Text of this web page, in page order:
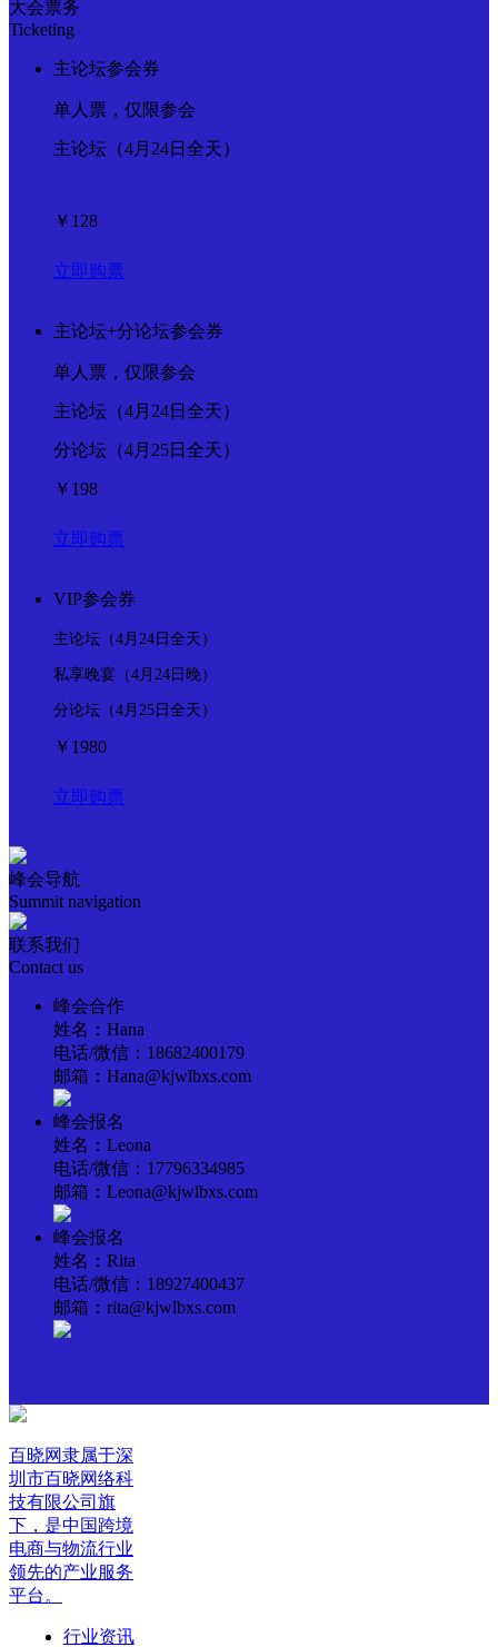
大会票务
Ticketing
主论坛参会券
单人票，仅限参会
主论坛（4月24日全天）
￥128
立即购票
主论坛+分论坛参会券
单人票，仅限参会
主论坛（4月24日全天）
分论坛（4月25日全天）
￥198
立即购票
VIP参会券
主论坛（4月24日全天）
私享晚宴（4月24日晚）
分论坛（4月25日全天）
￥1980
立即购票
峰会导航
Summit navigation
联系我们
Contact us
峰会合作
姓名：Hana
电话/微信：18682400179
邮箱：Hana@kjwlbxs.com
峰会报名
姓名：Leona
电话/微信：17796334985
邮箱：Leona@kjwlbxs.com
峰会报名
姓名：Rita
电话/微信：18927400437
邮箱：rita@kjwlbxs.com
百晓网隶属于深
圳市百晓网络科
技有限公司旗
下，是中国跨境
电商与物流行业
领先的产业服务
平台。
行业资讯